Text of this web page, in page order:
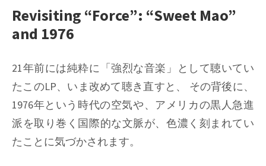
Revisiting “Force”: “Sweet Mao”
and 1976
21年前には純粋に「強烈な音楽」として聴いてい
たこのLP、いま改めて聴き直すと、 その背後に、
1976年という時代の空気や、アメリカの黒人急進
派を取り巻く国際的な文脈が、色濃く刻まれてい
たことに気づかされます。